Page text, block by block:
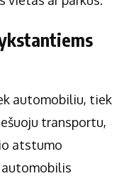
automobiliu, tiek
transportu,
atstumo